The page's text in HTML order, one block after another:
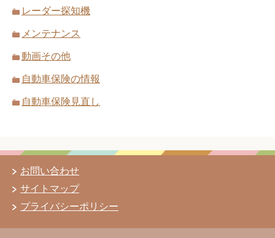
レーダー探知機
メンテナンス
動画その他
自動車保険の情報
自動車保険見直し
お問い合わせ
サイトマップ
プライバシーポリシー